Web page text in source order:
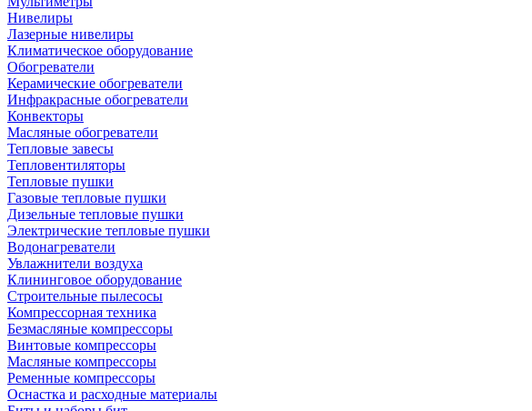
Нивелиры
Лазерные нивелиры
Климатическое оборудование
Обогреватели
Керамические обогреватели
Инфракрасные обогреватели
Конвекторы
Масляные обогреватели
Тепловые завесы
Тепловентиляторы
Тепловые пушки
Газовые тепловые пушки
Дизельные тепловые пушки
Электрические тепловые пушки
Водонагреватели
Увлажнители воздуха
Клининговое оборудование
Строительные пылесосы
Компрессорная техника
Безмасляные компрессоры
Винтовые компрессоры
Масляные компрессоры
Ременные компрессоры
Оснастка и расходные материалы